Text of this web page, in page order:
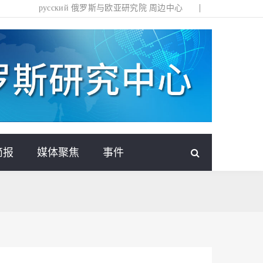
русский 俄罗斯与欧亚研究院 周边中心
报 媒体聚焦 事件